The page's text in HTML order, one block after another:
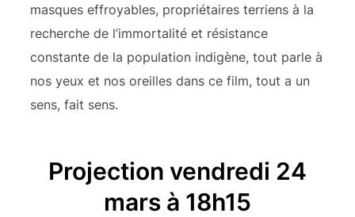
masques effroyables, propriétaires terriens à la
recherche de l’immortalité et résistance
constante de la population indigène, tout parle à
nos yeux et nos oreilles dans ce film, tout a un
sens, fait sens.
Projection vendredi 24
mars à 18h15